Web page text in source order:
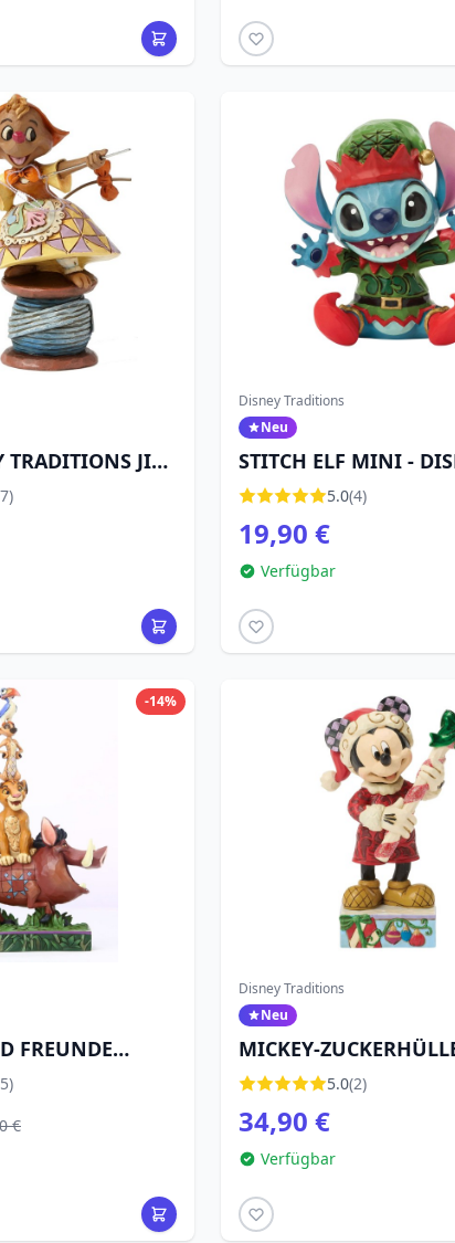
TRADITIONS JIM
Disney Traditions
Neu
STITCH ELF MINI -
TRADITIONS
5.0(4)
19,90 €
Verfügbar
-14%
FREUNDE
TURM – DISNEY
€
Disney Traditions
Neu
MICKEY-
DISNEY TRADITIONS
5.0(2)
34,90 €
Verfügbar